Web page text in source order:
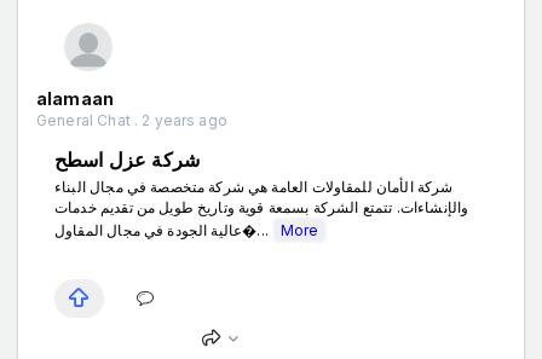
alamaan
General Chat . 2 years ago
شركة عزل اسطح
شركة الأمان للمقاولات العامة هي شركة متخصصة في مجال البناء
والإنشاءات. تتمتع الشركة بسمعة قوية وتاريخ طويل من تقديم خدمات
عالية الجودة في مجال المقاول�...
More